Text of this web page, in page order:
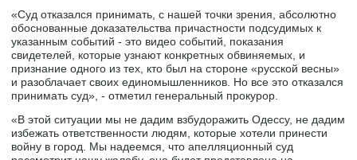
«Суд отказался принимать, с нашей точки зрения, абсолютно
обоснованные доказательства причастности подсудимых к
указанным событий - это видео событий, показания
свидетелей, которые узнают конкретных обвиняемых, и
признание одного из тех, кто был на стороне «русской весны»
и разоблачает своих единомышленников. Но все это отказался
принимать суд», - отметил генеральный прокурор.
«В этой ситуации мы не дадим взбудоражить Одессу, не дадим
избежать ответственности людям, которые хотели принести
войну в город. Мы надеемся, что апелляционный суд